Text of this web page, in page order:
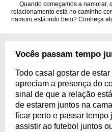
Quando começamos a namorar,
relacionamento está no caminho
namoro está indo bem? Conheça
Vocês passam tempo
Todo casal gostar de
apreciam a presença do
sinal de que a relação
de estarem juntos na
ficar perto e passar
assistir ao futebol juntos